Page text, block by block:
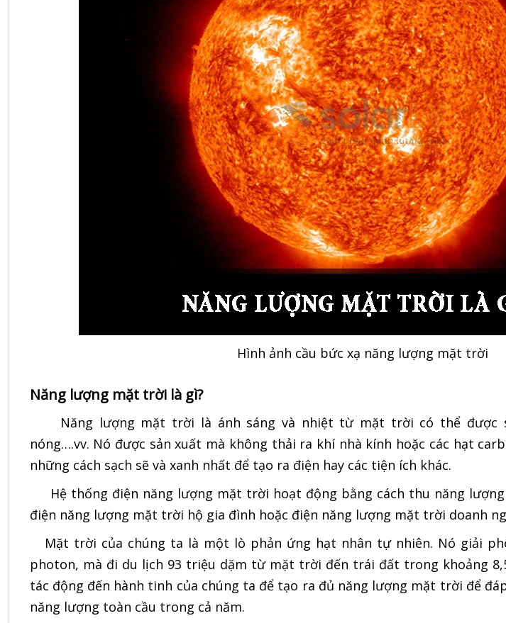
Hình ảnh cầu bức xạ năng lượng mặt trời
Năng lượng mặt trời là gì?
Năng lượng mặt trời là ánh sáng và nhiệt từ mặt trời có thể được
nóng….vv. Nó được sản xuất mà không thải ra khí nhà kính hoặc các hạt
những cách sạch sẽ và xanh nhất để tạo ra điện hay các tiện ích khác.
Hệ thống điện năng lượng mặt trời hoạt động bằng cách thu năng
điện năng lượng mặt trời hộ gia đình hoặc điện năng lượng mặt trời doanh
Mặt trời của chúng ta là một lò phản ứng hạt nhân tự nhiên. Nó giải
photon, mà đi du lịch 93 triệu dặm từ mặt trời đến trái đất trong khoảng
tác động đến hành tinh của chúng ta để tạo ra đủ năng lượng mặt trời để
năng lượng toàn cầu trong cả năm.